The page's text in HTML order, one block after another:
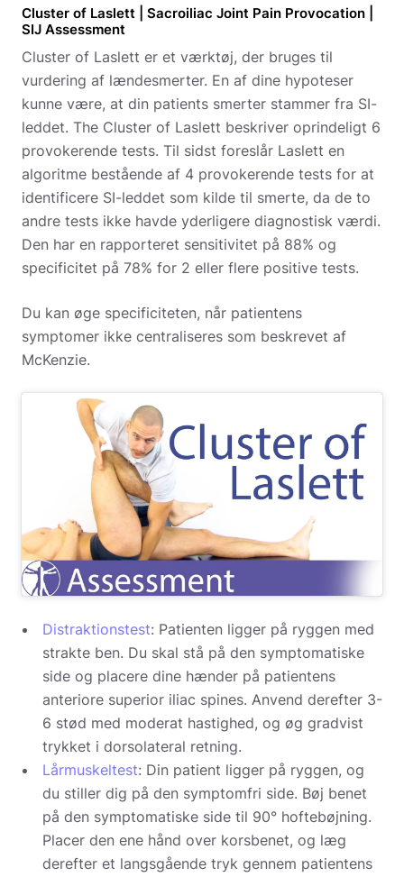
Cluster of Laslett | Sacroiliac Joint Pain Provocation |
SIJ Assessment
Cluster of Laslett er et værktøj, der bruges til
vurdering af lændesmerter. En af dine hypoteser
kunne være, at din patients smerter stammer fra SI-
leddet. The Cluster of Laslett beskriver oprindeligt 6
provokerende tests. Til sidst foreslår Laslett en
algoritme bestående af 4 provokerende tests for at
identificere SI-leddet som kilde til smerte, da de to
andre tests ikke havde yderligere diagnostisk værdi.
Den har en rapporteret sensitivitet på 88% og
specificitet på 78% for 2 eller flere positive tests.
Du kan øge specificiteten, når patientens
symptomer ikke centraliseres som beskrevet af
McKenzie.
Distraktionstest: Patienten ligger på ryggen med
strakte ben. Du skal stå på den symptomatiske
side og placere dine hænder på patientens
anteriore superior iliac spines. Anvend derefter 3-
6 stød med moderat hastighed, og øg gradvist
trykket i dorsolateral retning.
Lårmuskeltest: Din patient ligger på ryggen, og
du stiller dig på den symptomfri side. Bøj benet
på den symptomatiske side til 90° hoftebøjning.
Placer den ene hånd over korsbenet, og læg
derefter et langsgående tryk gennem patientens